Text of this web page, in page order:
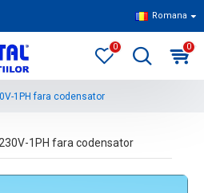
Romana
0 0
1PH fara codensator
230V-1PH fara codensator